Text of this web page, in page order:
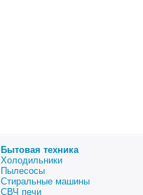
Бытовая техника
Холодильники
Пылесосы
Стиральные машины
СВЧ печи